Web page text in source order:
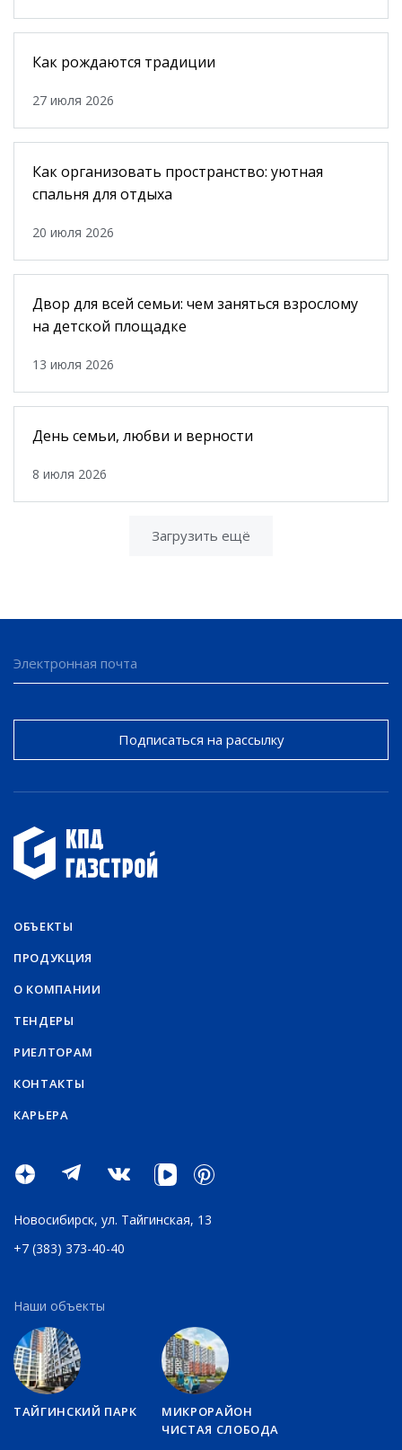
Как рождаются традиции
27 июля 2026
Как организовать пространство: уютная
спальня для отдыха
20 июля 2026
Двор для всей семьи: чем заняться взрослому
на детской площадке
13 июля 2026
День семьи, любви и верности
8 июля 2026
Загрузить ещё
Подписаться на рассылку
ОБЪЕКТЫ
ПРОДУКЦИЯ
О КОМПАНИИ
ТЕНДЕРЫ
РИЕЛТОРАМ
КОНТАКТЫ
КАРЬЕРА
Новосибирск, ул. Тайгинская, 13
+7 (383) 373-40-40
Наши объекты
ТАЙГИНСКИЙ ПАРК
МИКРОРАЙОН
ЧИСТАЯ СЛОБОДА